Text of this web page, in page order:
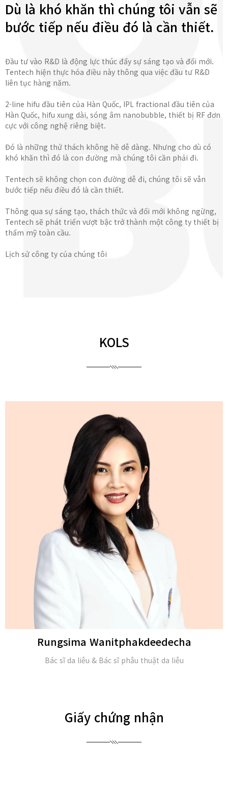
Dù là khó khăn thì chúng tôi vẫn sẽ
bước tiếp nếu điều đó là cần thiết.
Đầu tư vào R&D là động lực thúc đẩy sự sáng tạo và đổi mới.
Tentech hiện thực hóa điều này thông qua việc đầu tư R&D
liên tục hàng năm.
2-line hifu đầu tiên của Hàn Quốc, IPL fractional đầu tiên của
Hàn Quốc, hifu xung dài, sóng âm nanobubble, thiết bị RF đơn
cực với công nghệ riêng biệt.
Đó là những thử thách không hề dễ dàng. Nhưng cho dù có
khó khăn thì đó là con đường mà chúng tôi cần phải đi.
Tentech sẽ không chọn con đường dễ đi, chúng tôi sẽ vẫn
bước tiếp nếu điều đó là cần thiết.
Thông qua sự sáng tạo, thách thức và đổi mới không ngừng,
Tentech sẽ phát triển vượt bậc trở thành một công ty thiết bị
thẩm mỹ toàn cầu.
Lịch sử công ty của chúng tôi
KOLS
Michael H. Gold
M.D. và Hội viên của Viện Da liễu Hoa Kỳ (FAAD)
Giấy chứng nhận